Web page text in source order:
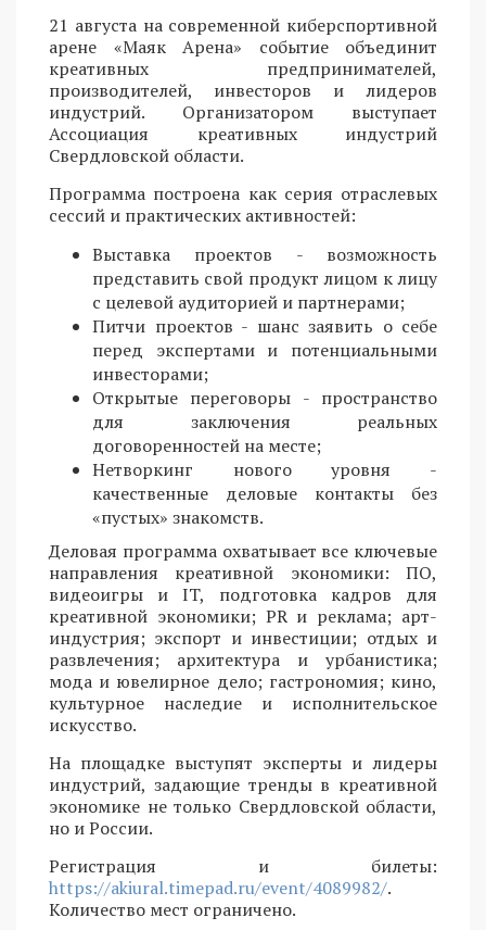
21 августа на современной киберспортивной
арене «Маяк Арена» событие объединит
креативных предпринимателей,
производителей, инвесторов и лидеров
индустрий. Организатором выступает
Ассоциация креативных индустрий
Свердловской области.
Программа построена как серия отраслевых
сессий и практических активностей:
Выставка проектов - возможность
представить свой продукт лицом к лицу
с целевой аудиторией и партнерами;
Питчи проектов - шанс заявить о себе
перед экспертами и потенциальными
инвесторами;
Открытые переговоры - пространство
для заключения реальных
договоренностей на месте;
Нетворкинг нового уровня -
качественные деловые контакты без
«пустых» знакомств.
Деловая программа охватывает все ключевые
направления креативной экономики: ПО,
видеоигры и IT, подготовка кадров для
креативной экономики; PR и реклама; арт-
индустрия; экспорт и инвестиции; отдых и
развлечения; архитектура и урбанистика;
мода и ювелирное дело; гастрономия; кино,
культурное наследие и исполнительское
искусство.
На площадке выступят эксперты и лидеры
индустрий, задающие тренды в креативной
экономике не только Свердловской области,
но и России.
Регистрация и билеты:
https://akiural.timepad.ru/event/4089982/.
Количество мест ограничено.